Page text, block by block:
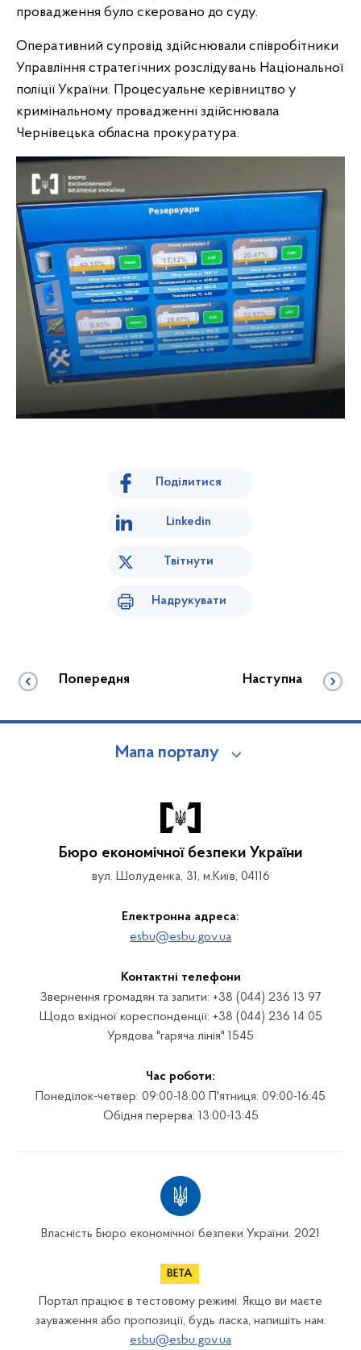
провадження було скеровано до суду.
Оперативний супровід здійснювали співробітники
Управління стратегічних розслідувань Національної
поліції України. Процесуальне керівництво у
кримінальному провадженні здійснювала
Чернівецька обласна прокуратура.
Поділитися
Linkedin
Твітнути
Надрукувати
Попередня Наступна
Мапа порталу
Бюро економічної безпеки України
вул. Шолуденка, 31, м.Київ, 04116
Електронна адреса:
esbu@esbu.gov.ua
Контактні телефони
Звернення громадян та запити: +38 (044) 236 13 97
Щодо вхідної кореспонденції: +38 (044) 236 14 05
Урядова "гаряча лінія" 1545
Час роботи:
Понеділок-четвер: 09:00-18:00 П'ятниця: 09:00-16:45
Обідня перерва: 13:00-13:45
Власність Бюро економічної безпеки України. 2021
Портал працює в тестовому режимі. Якщо ви маєте
зауваження або пропозиції, будь ласка, напишіть нам:
esbu@esbu.gov.ua